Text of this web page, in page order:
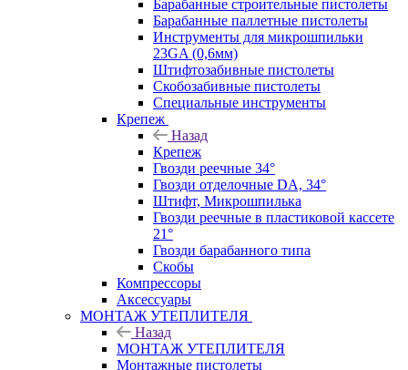
Барабанные строительные пистолеты
Барабанные паллетные пистолеты
Инструменты для микрошпильки
23GA (0,6мм)
Штифтозабивные пистолеты
Скобозабивные пистолеты
Специальные инструменты
Крепеж
Назад
Крепеж
Гвозди реечные 34°
Гвозди отделочные DA, 34°
Штифт, Микрошпилька
Гвозди реечные в пластиковой кассете
21°
Гвозди барабанного типа
Скобы
Компрессоры
Аксессуары
МОНТАЖ УТЕПЛИТЕЛЯ
Назад
МОНТАЖ УТЕПЛИТЕЛЯ
Монтажные пистолеты